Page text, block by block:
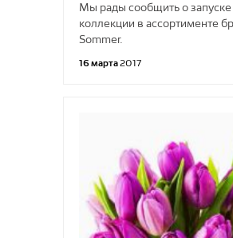
Мы рады сообщить о
коллекции в ассортименте
Sommer.
16 марта2017